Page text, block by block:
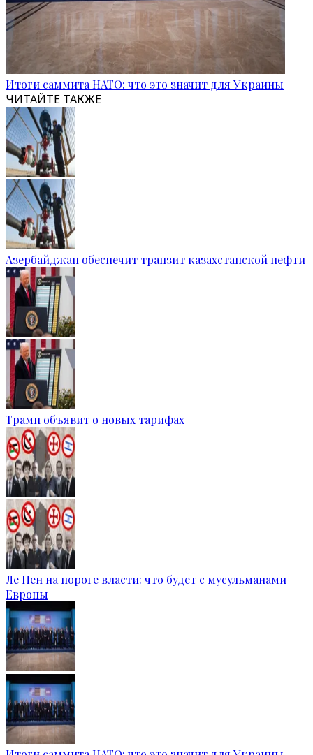
Итоги саммита НАТО: что это значит для Украины
ЧИТАЙТЕ ТАКЖЕ
Азербайджан обеспечит транзит казахстанской нефти
Трамп объявит о новых тарифах
Ле Пен на пороге власти: что будет с мусульманами
Европы